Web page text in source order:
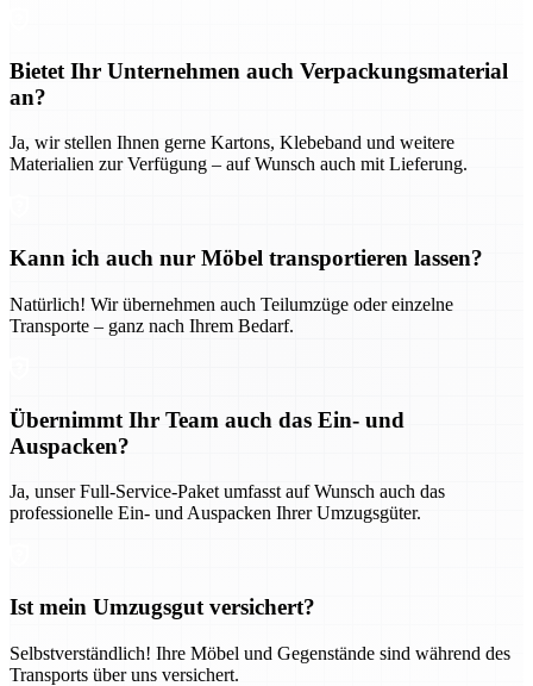
Bietet Ihr Unternehmen auch Verpackungsmaterial
an?
Ja, wir stellen Ihnen gerne Kartons, Klebeband und weitere
Materialien zur Verfügung – auf Wunsch auch mit Lieferung.
Kann ich auch nur Möbel transportieren lassen?
Natürlich! Wir übernehmen auch Teilumzüge oder einzelne
Transporte – ganz nach Ihrem Bedarf.
Übernimmt Ihr Team auch das Ein- und
Auspacken?
Ja, unser Full-Service-Paket umfasst auf Wunsch auch das
professionelle Ein- und Auspacken Ihrer Umzugsgüter.
Ist mein Umzugsgut versichert?
Selbstverständlich! Ihre Möbel und Gegenstände sind während des
Transports über uns versichert.